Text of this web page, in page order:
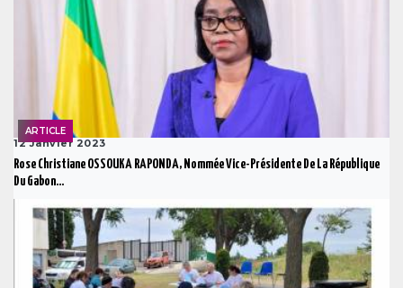
ARTICLE
12 Janvier 2023
Rose Christiane OSSOUKA RAPONDA, Nommée Vice-Présidente De La République
Du Gabon...